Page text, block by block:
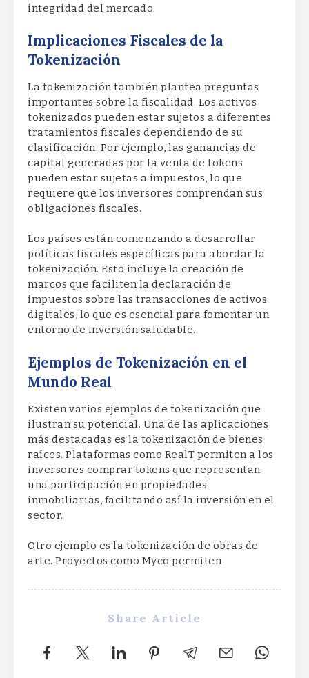
integridad del mercado.
Implicaciones Fiscales de la
Tokenización
La tokenización también plantea preguntas
importantes sobre la fiscalidad. Los activos
tokenizados pueden estar sujetos a diferentes
tratamientos fiscales dependiendo de su
clasificación. Por ejemplo, las ganancias de
capital generadas por la venta de tokens
pueden estar sujetas a impuestos, lo que
requiere que los inversores comprendan sus
obligaciones fiscales.
Los países están comenzando a desarrollar
políticas fiscales específicas para abordar la
tokenización. Esto incluye la creación de
marcos que faciliten la declaración de
impuestos sobre las transacciones de activos
digitales, lo que es esencial para fomentar un
entorno de inversión saludable.
Ejemplos de Tokenización en el
Mundo Real
Existen varios ejemplos de tokenización que
ilustran su potencial. Una de las aplicaciones
más destacadas es la tokenización de bienes
raíces. Plataformas como RealT permiten a los
inversores comprar tokens que representan
una participación en propiedades
inmobiliarias, facilitando así la inversión en el
sector.
Otro ejemplo es la tokenización de obras de
arte. Proyectos como Myco permiten
Share Article